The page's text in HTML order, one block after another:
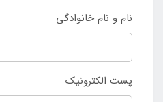
نام و نام خانوادگی
پست الکترونیک